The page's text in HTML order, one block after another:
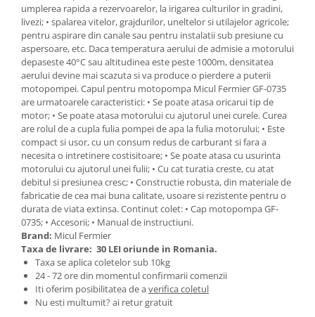
Corturi, Prelate si plase de
umbrire
Lopeti zapada
Zdrobitoare si teascuri
Teascuri
Zdrobitoare electrice
Zdrobitoare electrice & manuale
Zdrobitoare manuale
Masini de cusut si accesorii
Articole antidaunatori gradina
Sere si solarii
Suflante si aspiratoare exterior
Unelte altoit
Unelte manuale de gradina -
Stropitori
Folie si plase pt plante
umplerea rapida a rezervoarelor, la irigarea culturilor in gradini,
livezi; • spalarea vitelor, grajdurilor, uneltelor si utilajelor agricole;
pentru aspirare din canale sau pentru instalatii sub presiune cu
aspersoare, etc. Daca temperatura aerului de admisie a motorului
depaseste 40°C sau altitudinea este peste 1000m, densitatea
aerului devine mai scazuta si va produce o pierdere a puterii
motopompei. Capul pentru motopompa Micul Fermier GF-0735
are urmatoarele caracteristici: • Se poate atasa oricarui tip de
motor; • Se poate atasa motorului cu ajutorul unei curele. Curea
are rolul de a cupla fulia pompei de apa la fulia motorului; • Este
compact si usor, cu un consum redus de carburant si fara a
necesita o intretinere costisitoare; • Se poate atasa cu usurinta
motorului cu ajutorul unei fulii; • Cu cat turatia creste, cu atat
debitul si presiunea cresc; • Constructie robusta, din materiale de
fabricatie de cea mai buna calitate, usoare si rezistente pentru o
durata de viata extinsa. Continut colet: • Cap motopompa GF-
0735; • Accesorii; • Manual de instructiuni.
Brand: Micul Fermier
Taxa de livrare: 30 LEI oriunde in Romania.
Taxa se aplica coletelor sub 10kg
24 - 72 ore din momentul confirmarii comenzii
Iti oferim posibilitatea de averifica coletul
Nu esti multumit? ai retur gratuit